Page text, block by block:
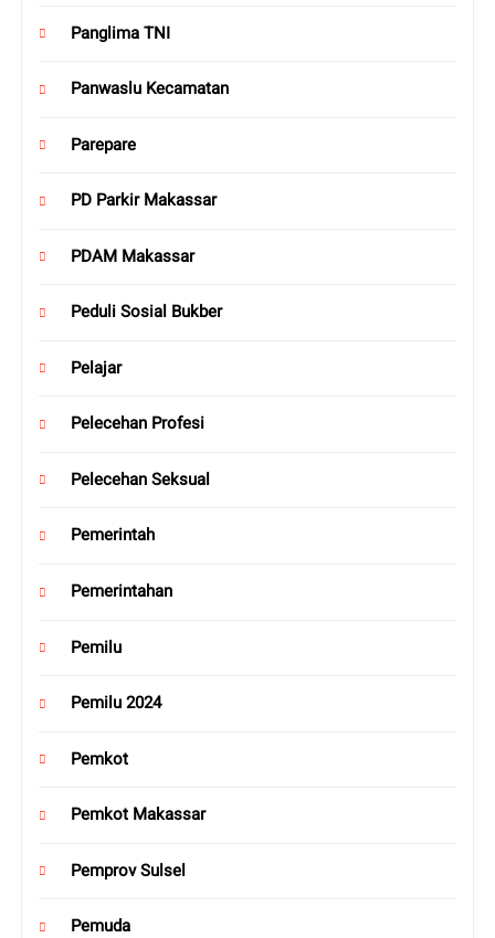
Panglima TNI
Panwaslu Kecamatan
Parepare
PD Parkir Makassar
PDAM Makassar
Peduli Sosial Bukber
Pelajar
Pelecehan Profesi
Pelecehan Seksual
Pemerintah
Pemerintahan
Pemilu
Pemilu 2024
Pemkot
Pemkot Makassar
Pemprov Sulsel
Pemuda